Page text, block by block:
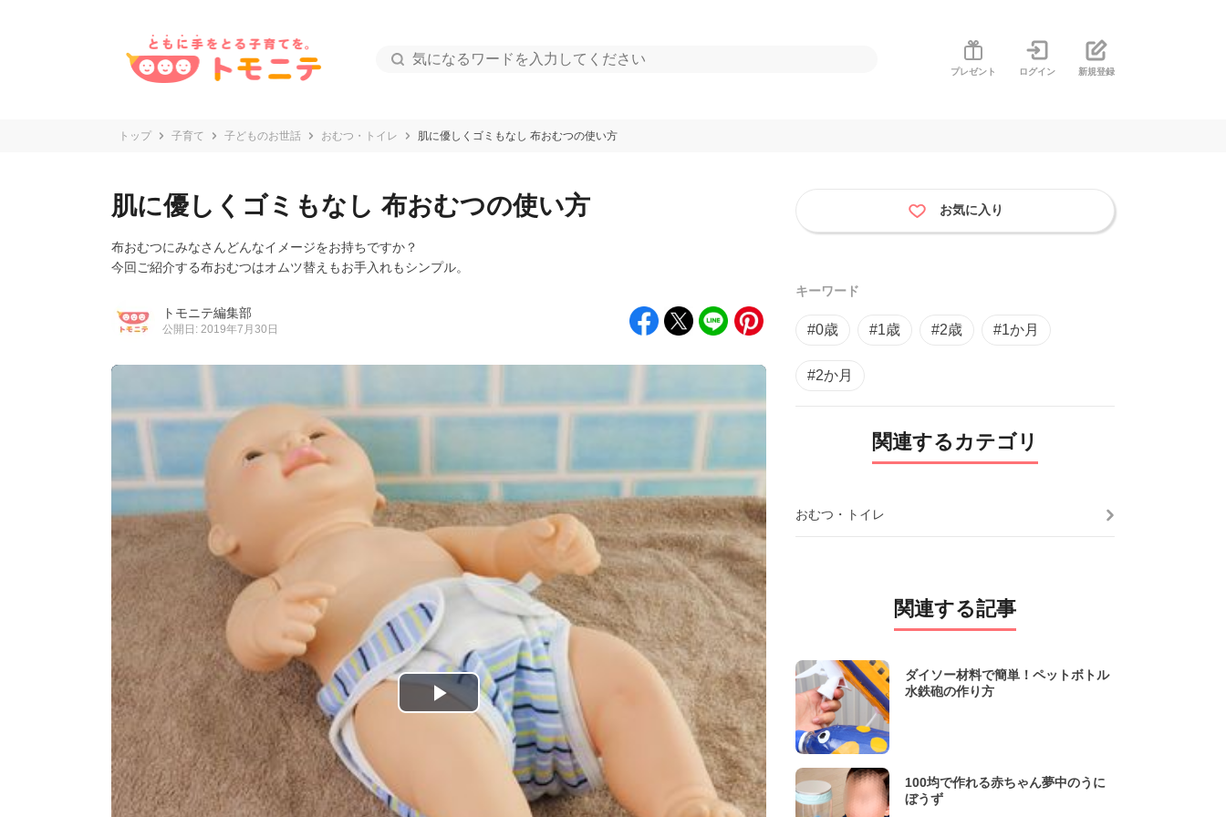
プレゼント ログイン 新規登録
トップ 子育て 子どものお世話 おむつ・トイレ 肌に優しくゴミもなし 布おむつの使い方
肌に優しくゴミもなし 布おむつの使い方
布おむつにみなさんどんなイメージをお持ちですか？
今回ご紹介する布おむつはオムツ替えもお手入れもシンプル。
トモニテ編集部
公開日: 2019年7月30日
P
お気に入り
キーワード
#0歳 #1歳 #2歳 #1か月
#2か月
関連するカテゴリ
おむつ・トイレ
関連する記事
ダイソー材料で簡単！ペットボトル
水鉄砲の作り方
100均で作れる赤ちゃん夢中のうに
ぼうず